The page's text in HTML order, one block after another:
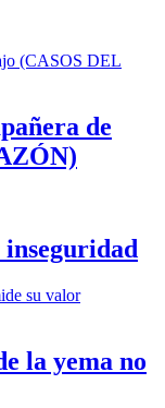
de
la yema no